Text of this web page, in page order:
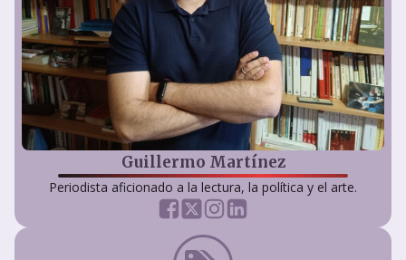
Guillermo Martínez
Periodista aficionado a la lectura, la política y el arte.